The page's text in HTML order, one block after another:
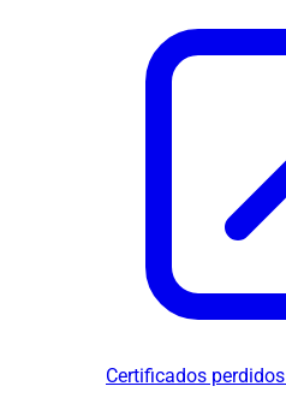
Certificados perdidos